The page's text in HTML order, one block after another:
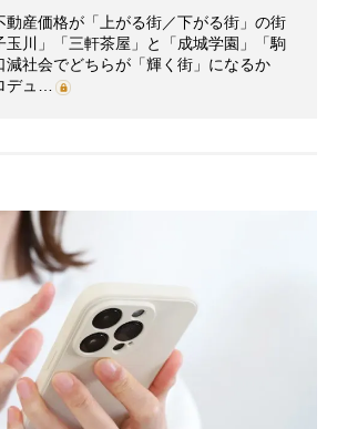
動産価格が「上がる街／下がる街」の街
玉川」「三軒茶屋」と「成城学園」「駒
減社会でどちらが「輝く街」になるか
デュ…